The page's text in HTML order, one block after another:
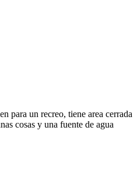
para un recreo, tiene area cerrada
cosas y una fuente de agua